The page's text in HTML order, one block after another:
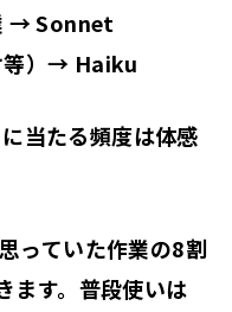
→ Sonnet
等）→ Haiku
当たる頻度は体感
っていた作業の8割
ます。普段使いは